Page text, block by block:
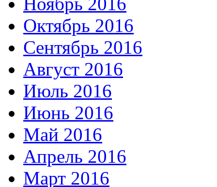
Октябрь 2016
Сентябрь 2016
Август 2016
Июль 2016
Июнь 2016
Май 2016
Апрель 2016
Март 2016